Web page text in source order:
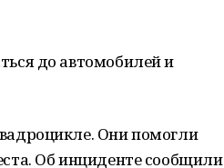
до автомобилей и
Они помогли
Об инциденте сообщили